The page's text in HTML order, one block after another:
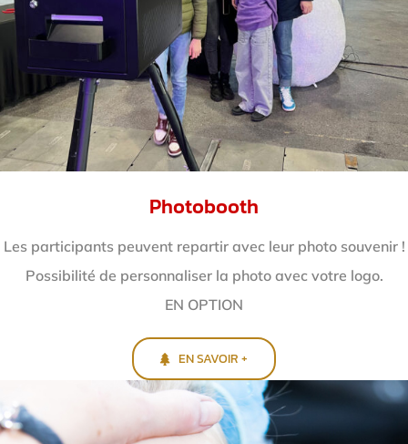
Photobooth
Les participants peuvent repartir avec leur photo souvenir !
Possibilité de personnaliser la photo avec votre logo.
EN OPTION
EN SAVOIR +